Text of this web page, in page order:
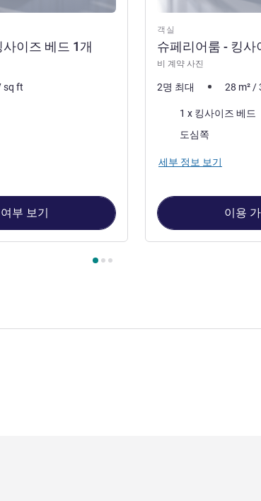
사이즈 베드 1개
sq ft
부 보기
객실
슈페리어룸 - 킹사
비 계약 사진
2명 최대 28 m² /
1 x 킹사이즈 베드
도심쪽
세부 정보 보기
이용